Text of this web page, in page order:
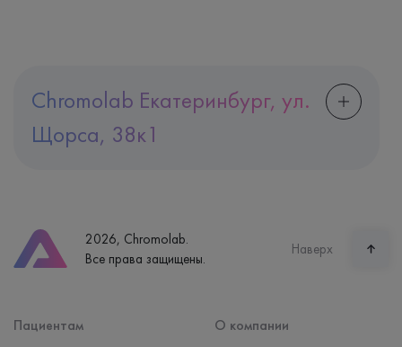
Chromolab Екатеринбург, ул.
Щорса, 38к1
Часы работы
пн-вс: 7:30-15:00
2026, Chromolab.
Все права защищены.
Наверх
Пациентам
О компании